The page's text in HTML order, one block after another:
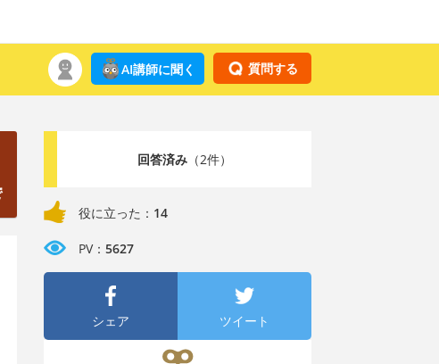
質問する
AI講師に聞く
回答済み（2件）
役に立った： 14
PV： 5627
シェア ツイート